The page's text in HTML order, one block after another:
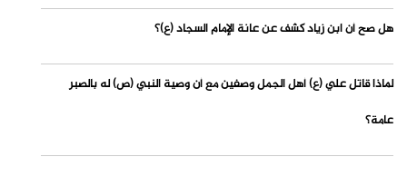
هل صح أن ابن زياد كشف عن عانة الإمام السجاد (ع)؟
لماذا قاتل علي (ع) أهل الجمل وصفين مع أن وصية النبي (ص) له بالصبر
عامة؟